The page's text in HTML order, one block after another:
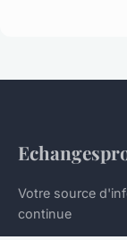
Votre source
continue